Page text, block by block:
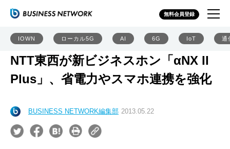
無料会員登録
IOWN ローカル5G AI 6G IoT 通
NTT東西が新ビジネスホン「αNX II
Plus」、省電力やスマホ連携を強化
BUSINESS NETWORK編集部 2013.05.22